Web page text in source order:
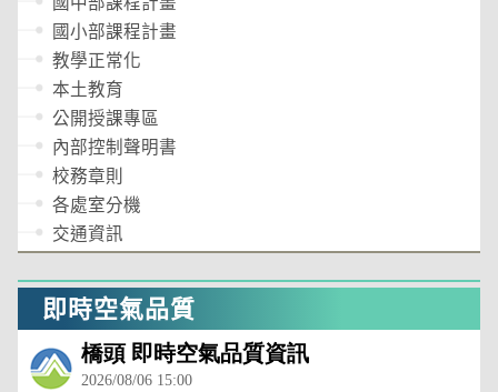
國小部課程計畫
教學正常化
本土教育
公開授課專區
內部控制聲明書
校務章則
各處室分機
交通資訊
即時空氣品質